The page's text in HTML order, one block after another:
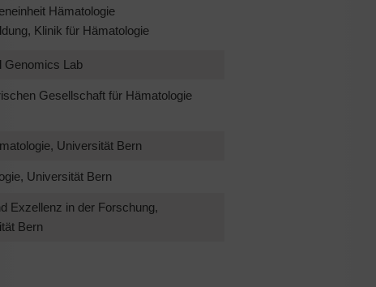
Hämatologie
Klinik für Hämatologie
Genomics Lab
Gesellschaft für Hämatologie
Universität Bern
Universität Bern
Exzellenz in der Forschung,
Bern